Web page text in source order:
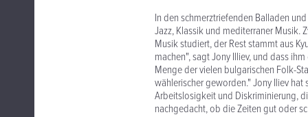
In den schmerztriefenden Balladen
Jazz, Klassik und mediterraner Musik.
Musik studiert, der Rest stammt aus
machen", sagt Jony Illiev, und dass
Menge der vielen bulgarischen Folk-
wählerischer geworden." Jony Iliev
Arbeitslosigkeit und Diskriminierung,
nachgedacht, ob die Zeiten gut oder